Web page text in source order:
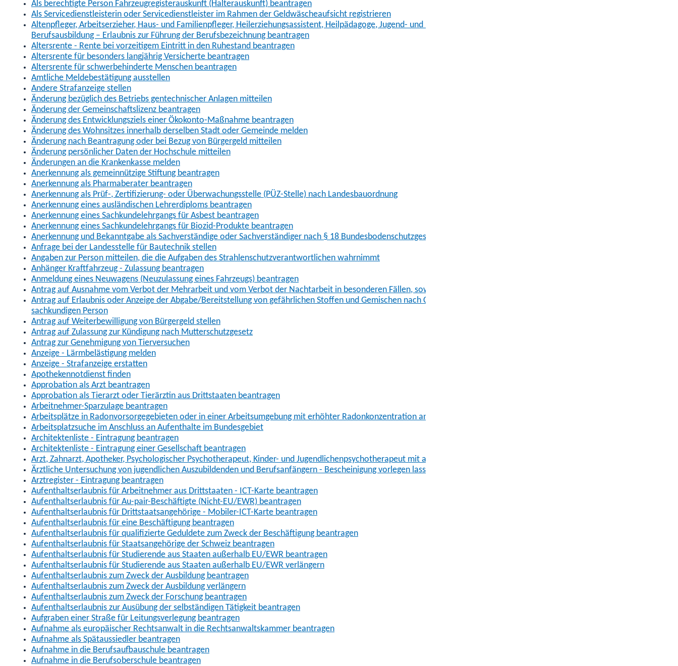
Als berechtigte Person Fahrzeugregisterauskunft (Halterauskunft) beantragen
Als Servicedienstleisterin oder Servicedienstleister im Rahmen der Geldwäscheaufsicht registrieren
Altenpfleger, Arbeitserzieher, Haus- und Familienpfleger, Heilerziehungsassistent, Heilpädagoge, Jugend- und Heimerzieher, Sozialarbeiter, Sozialpädagoge mit ausländischer
Berufsausbildung – Erlaubnis zur Führung der Berufsbezeichnung beantragen
Altersrente - Rente bei vorzeitigem Eintritt in den Ruhestand beantragen
Altersrente für besonders langjährig Versicherte beantragen
Altersrente für schwerbehinderte Menschen beantragen
Amtliche Meldebestätigung ausstellen
Andere Strafanzeige stellen
Änderung bezüglich des Betriebs gentechnischer Anlagen mitteilen
Änderung der Gemeinschaftslizenz beantragen
Änderung des Entwicklungsziels einer Ökokonto-Maßnahme beantragen
Änderung des Wohnsitzes innerhalb derselben Stadt oder Gemeinde melden
Änderung nach Beantragung oder bei Bezug von Bürgergeld mitteilen
Änderung persönlicher Daten der Hochschule mitteilen
Änderungen an die Krankenkasse melden
Anerkennung als gemeinnützige Stiftung beantragen
Anerkennung als Pharmaberater beantragen
Anerkennung als Prüf-, Zertifizierung- oder Überwachungsstelle (PÜZ-Stelle) nach Landesbauordnung
Anerkennung eines ausländischen Lehrerdiploms beantragen
Anerkennung eines Sachkundelehrgangs für Asbest beantragen
Anerkennung eines Sachkundelehrgangs für Biozid-Produkte beantragen
Anerkennung und Bekanntgabe als Sachverständige oder Sachverständiger nach § 18 Bundesbodenschutzgesetz
Anfrage bei der Landesstelle für Bautechnik stellen
Angaben zur Person mitteilen, die die Aufgaben des Strahlenschutzverantwortlichen wahrnimmt
Anhänger Kraftfahrzeug - Zulassung beantragen
Anmeldung eines Neuwagens (Neuzulassung eines Fahrzeugs) beantragen
Antrag auf Ausnahme vom Verbot der Mehrarbeit und vom Verbot der Nachtarbeit in besonderen Fällen, sowie der Art der Arbeit und dem Arbeitstempo
Antrag auf Erlaubnis oder Anzeige der Abgabe/Bereitstellung von gefährlichen Stoffen und Gemischen nach ChemVerbotsV sowie Änderungsanzeigen bei Wechsel der
sachkundigen Person
Antrag auf Weiterbewilligung von Bürgergeld stellen
Antrag auf Zulassung zur Kündigung nach Mutterschutzgesetz
Antrag zur Genehmigung von Tierversuchen
Anzeige - Lärmbelästigung melden
Anzeige - Strafanzeige erstatten
Apothekennotdienst finden
Approbation als Arzt beantragen
Approbation als Tierarzt oder Tierärztin aus Drittstaaten beantragen
Arbeitnehmer-Sparzulage beantragen
Arbeitsplätze in Radonvorsorgegebieten oder in einer Arbeitsumgebung mit erhöhter Radonkonzentration anmelden
Arbeitsplatzsuche im Anschluss an Aufenthalte im Bundesgebiet
Architektenliste - Eintragung beantragen
Architektenliste - Eintragung einer Gesellschaft beantragen
Arzt, Zahnarzt, Apotheker, Psychologischer Psychotherapeut, Kinder- und Jugendlichenpsychotherapeut mit ausländischer Berufsausbildung – Approbation beantragen
Ärztliche Untersuchung von jugendlichen Auszubildenden und Berufsanfängern - Bescheinigung vorlegen lassen
Arztregister - Eintragung beantragen
Aufenthaltserlaubnis für Arbeitnehmer aus Drittstaaten - ICT-Karte beantragen
Aufenthaltserlaubnis für Au-pair-Beschäftigte (Nicht-EU/EWR) beantragen
Aufenthaltserlaubnis für Drittstaatsangehörige - Mobiler-ICT-Karte beantragen
Aufenthaltserlaubnis für eine Beschäftigung beantragen
Aufenthaltserlaubnis für qualifizierte Geduldete zum Zweck der Beschäftigung beantragen
Aufenthaltserlaubnis für Staatsangehörige der Schweiz beantragen
Aufenthaltserlaubnis für Studierende aus Staaten außerhalb EU/EWR beantragen
Aufenthaltserlaubnis für Studierende aus Staaten außerhalb EU/EWR verlängern
Aufenthaltserlaubnis zum Zweck der Ausbildung beantragen
Aufenthaltserlaubnis zum Zweck der Ausbildung verlängern
Aufenthaltserlaubnis zum Zweck der Forschung beantragen
Aufenthaltserlaubnis zur Ausübung der selbständigen Tätigkeit beantragen
Aufgraben einer Straße für Leitungsverlegung beantragen
Aufnahme als europäischer Rechtsanwalt in die Rechtsanwaltskammer beantragen
Aufnahme als Spätaussiedler beantragen
Aufnahme in die Berufsaufbauschule beantragen
Aufnahme in die Berufsoberschule beantragen